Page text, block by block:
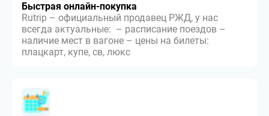
Быстрая онлайн-покупка
Rutrip – официальный продавец РЖД, у нас
всегда актуальные: – расписание поездов –
наличие мест в вагоне – цены на билеты:
плацкарт, купе, св, люкс